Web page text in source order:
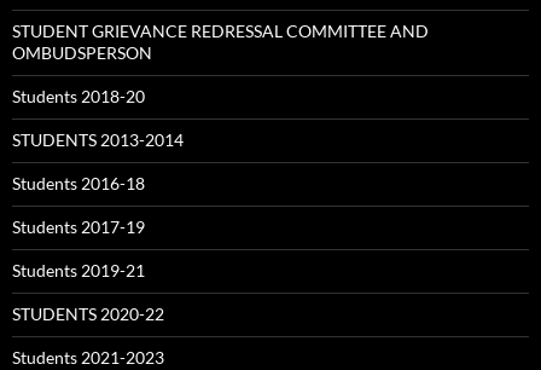
STUDENT GRIEVANCE REDRESSAL COMMITTEE AND
OMBUDSPERSON
Students 2018-20
STUDENTS 2013-2014
Students 2016-18
Students 2017-19
Students 2019-21
STUDENTS 2020-22
Students 2021-2023